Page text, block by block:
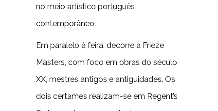
no meio artístico português
contemporâneo.
Em paralelo à feira, decorre a Frieze
Masters, com foco em obras do século
XX, mestres antigos e antiguidades. Os
dois certames realizam-se em Regent’s